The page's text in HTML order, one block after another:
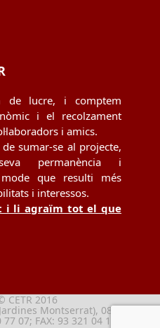
de lucre, i comptem
i el recolzament
i amics.
sumar-se al projecte,
permanència i
que resulti més
i interessos.
i li agraïm tot el que
CETR 2016
Montserrat), 08029
07; FAX: 93 321 04 13; e-